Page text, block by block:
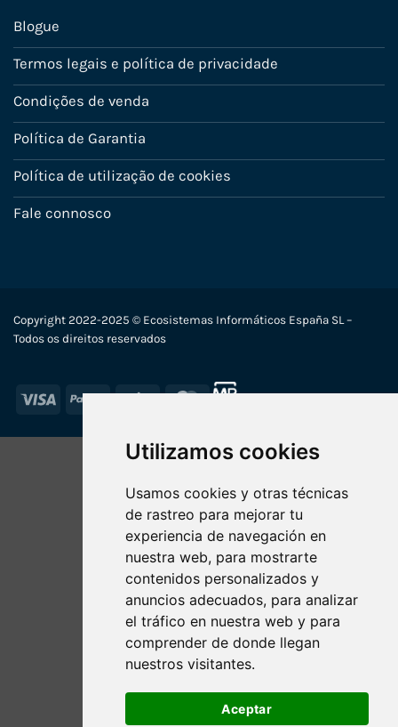
Utilizamos cookies
Usamos cookies y otras técnicas
de rastreo para mejorar tu
experiencia de navegación en
nuestra web, para mostrarte
contenidos personalizados y
anuncios adecuados, para analizar
el tráfico en nuestra web y para
comprender de donde llegan
nuestros visitantes.
Aceptar
Blogue
Termos legais e política de privacidade
Condições de venda
Política de Garantia
Política de utilização de cookies
Fale connosco
Copyright 2022-2025 © Ecosistemas Informáticos España SL –
Todos os direitos reservados
Visa PayPal Stripe MasterCard